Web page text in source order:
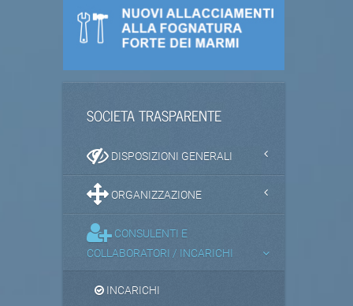
SOCIETA TRASPARENTE
DISPOSIZIONI GENERALI
ORGANIZZAZIONE
CONSULENTI E
COLLABORATORI / INCARICHI
INCARICHI